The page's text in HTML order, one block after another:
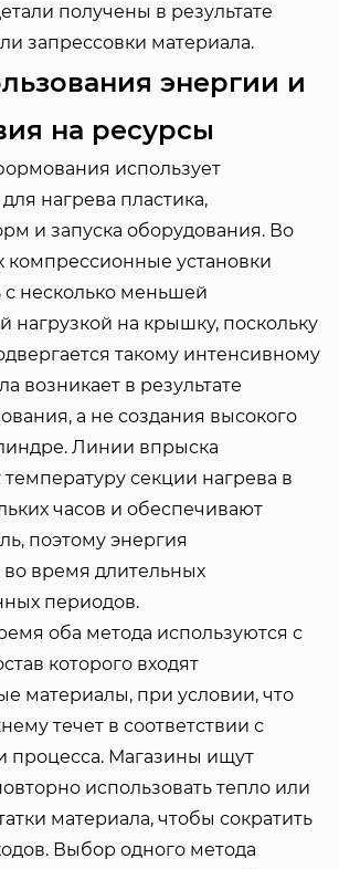
получены в результате
запрессовки материала.
энергии и
на ресурсы
использует
нагрева пластика,
и запуска оборудования. Во
компрессионные установки
с несколько меньшей
нагрузкой на крышку, поскольку
такому интенсивному
возникает в результате
а не создания высокого
Линии впрыска
секции нагрева в
часов и обеспечивают
поэтому энергия
во время длительных
периодов.
оба метода используются с
которого входят
материалы, при условии, что
течет в соответствии с
процесса. Магазины ищут
использовать тепло или
материала, чтобы сократить
Выбор одного метода